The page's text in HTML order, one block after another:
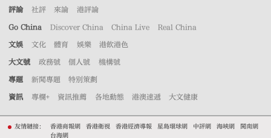
評論 社評 來論 港評論
Go China Discover China China Live Real China
文娛 文化 體育 娛樂 港飲港色
大文號 政務號 個人號 機構號
專題 新聞專題 特別策劃
資訊 專欄+ 資訊推薦 各地動態 港澳速遞 大文健康
友情鏈接： 香港商報網 香港衛視 香港經濟導報 星島環球網 中評網 海峽網
閩南網
台海網